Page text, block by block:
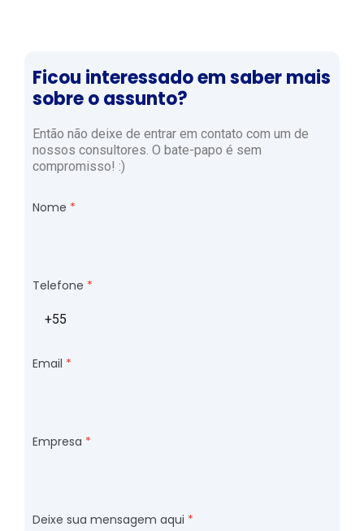
Ficou interessado em saber mais
sobre o assunto?
Então não deixe de entrar em contato com um de
nossos consultores. O bate-papo é sem
compromisso! :)
Nome
Telefone
Email
Empresa
Deixe sua mensagem aqui